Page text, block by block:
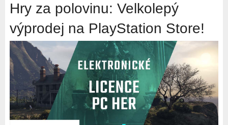
Hry za polovinu: Velkolepý
výprodej na PlayStation Store!